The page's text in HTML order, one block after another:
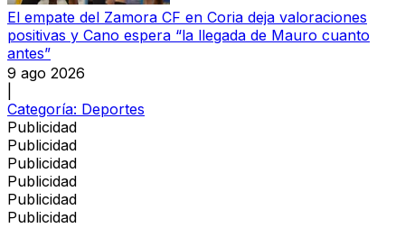
El empate del Zamora CF en Coria deja valoraciones
positivas y Cano espera “la llegada de Mauro cuanto
antes”
9 ago 2026
Categoría: Deportes
Publicidad
Publicidad
Publicidad
Publicidad
Publicidad
Publicidad